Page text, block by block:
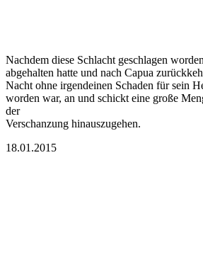
Nachdem diese Schlacht geschlagen
abgehalten hatte und nach Capua
Nacht ohne irgendeinen Schaden für sein
worden war, an und schickt eine große
der
Verschanzung hinauszugehen.
18.01.2015